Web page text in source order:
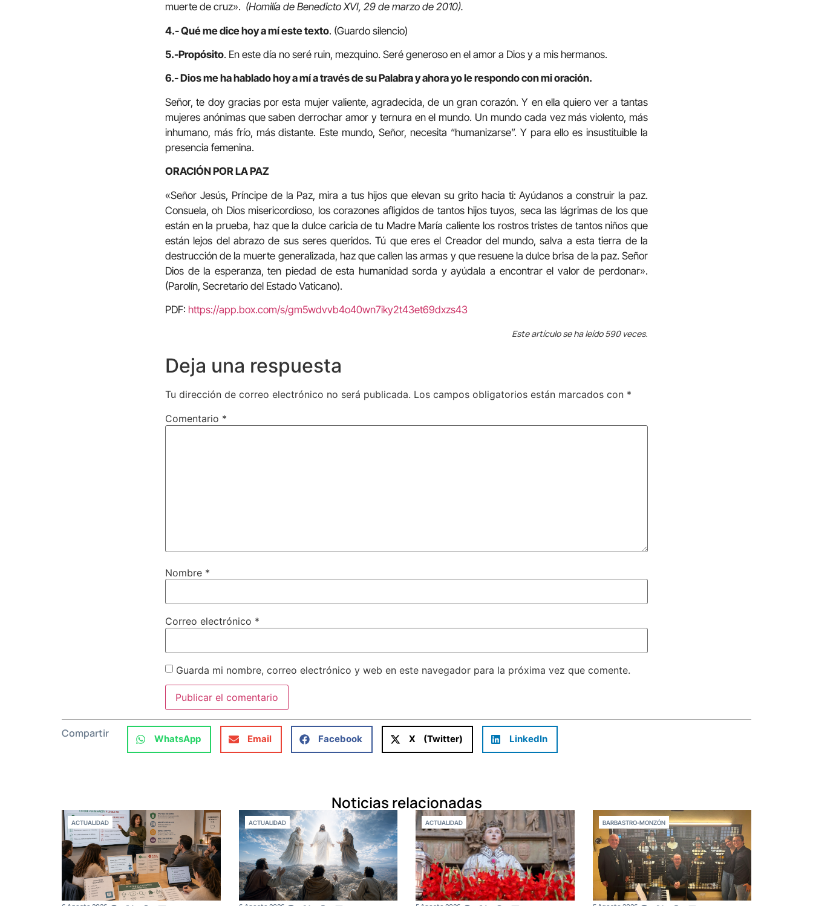
muerte de cruz». (Homilía de Benedicto XVI, 29 de marzo de 2010).
4.- Qué me dice hoy a mí este texto. (Guardo silencio)
5.-Propósito. En este día no seré ruin, mezquino. Seré generoso en el amor a Dios y a mis hermanos.
6.- Dios me ha hablado hoy a mí a través de su Palabra y ahora yo le respondo con mi oración.
Señor, te doy gracias por esta mujer valiente, agradecida, de un gran corazón. Y en ella quiero ver a tantas
mujeres anónimas que saben derrochar amor y ternura en el mundo. Un mundo cada vez más violento, más
inhumano, más frío, más distante. Este mundo, Señor, necesita “humanizarse”. Y para ello es insustituible la
presencia femenina.
ORACIÓN POR LA PAZ
«Señor Jesús, Príncipe de la Paz, mira a tus hijos que elevan su grito hacia ti: Ayúdanos a construir la paz.
Consuela, oh Dios misericordioso, los corazones afligidos de tantos hijos tuyos, seca las lágrimas de los que
están en la prueba, haz que la dulce caricia de tu Madre María caliente los rostros tristes de tantos niños que
están lejos del abrazo de sus seres queridos. Tú que eres el Creador del mundo, salva a esta tierra de la
destrucción de la muerte generalizada, haz que callen las armas y que resuene la dulce brisa de la paz. Señor
Dios de la esperanza, ten piedad de esta humanidad sorda y ayúdala a encontrar el valor de perdonar».
(Parolín, Secretario del Estado Vaticano).
PDF: https://app.box.com/s/gm5wdvvb4o40wn7iky2t43et69dxzs43
Este artículo se ha leído 590 veces.
Deja una respuesta
Tu dirección de correo electrónico no será publicada. Los campos obligatorios están marcados con *
Comentario *
Nombre *
Correo electrónico *
Guarda mi nombre, correo electrónico y web en este navegador para la próxima vez que comente.
Compartir WhatsApp Email Facebook X (Twitter) LinkedIn
Noticias relacionadas
ACTUALIDAD ACTUALIDAD ACTUALIDAD BARBASTRO-MONZÓN